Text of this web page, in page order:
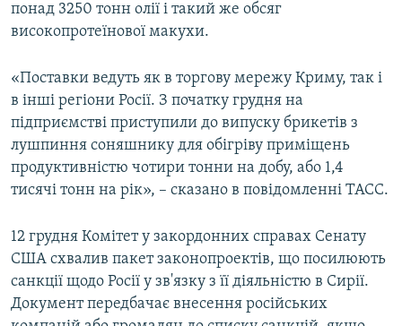
понад 3250 тонн олії і такий же обсяг
високопротеїнової макухи.
«Поставки ведуть як в торгову мережу Криму, так і
в інші регіони Росії. З початку грудня на
підприємстві приступили до випуску брикетів з
лушпиння соняшнику для обігріву приміщень
продуктивністю чотири тонни на добу, або 1,4
тисячі тонн на рік», – сказано в повідомленні ТАСС.
12 грудня Комітет у закордонних справах Сенату
США схвалив пакет законопроектів, що посилюють
санкції щодо Росії у зв'язку з її діяльністю в Сирії.
Документ передбачає внесення російських